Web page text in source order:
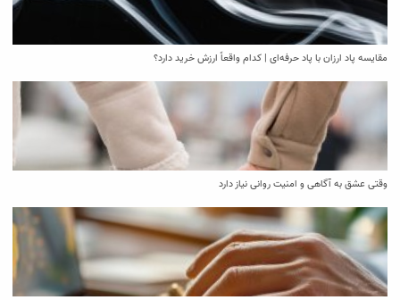
مقایسه پاد ارزان با پاد حرفه‌ای | کدام واقعاً ارزش خرید دارد؟
وقتی عشق به آگاهی و امنیت روانی نیاز دارد